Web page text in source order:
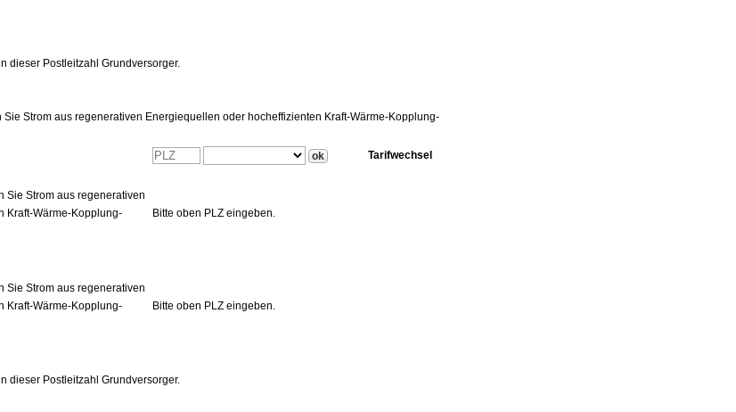
dieser Postleitzahl Grundversorger.
Sie Strom aus regenerativen Energiequellen oder hocheffizienten Kraft-Wärme-Kopplung-
Tarifwechsel
Sie Strom aus regenerativen
Kraft-Wärme-Kopplung-
Bitte oben PLZ eingeben.
Sie Strom aus regenerativen
Kraft-Wärme-Kopplung-
Bitte oben PLZ eingeben.
dieser Postleitzahl Grundversorger.